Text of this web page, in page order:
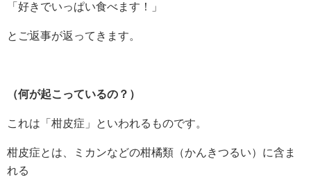
「好きでいっぱい食べます！」
とご返事が返ってきます。
（何が起こっているの？）
これは「柑皮症」といわれるものです。
柑皮症とは、ミカンなどの柑橘類（かんきつるい）に含ま
れる